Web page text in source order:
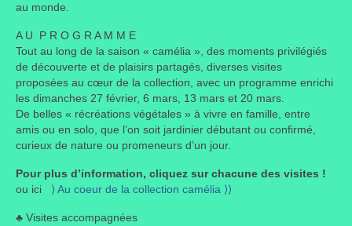
Portes ouvertes
Visites de jardins
Autres
Flore et faune
Flore
Arbustes
au monde.
A U P R O G R A M M E
Tout au long de la saison « camélia », des moments privilégiés
de découverte et de plaisirs partagés, diverses visites
proposées au cœur de la collection, avec un programme enrichi
les dimanches 27 février, 6 mars, 13 mars et 20 mars.
De belles « récréations végétales » à vivre en famille, entre
amis ou en solo, que l’on soit jardinier débutant ou confirmé,
curieux de nature ou promeneurs d’un jour.
Pour plus d’information, cliquez sur chacune des visites !
ou ici
⟩ Au coeur de la collection camélia ⟩⟩
♣ Visites accompagnées